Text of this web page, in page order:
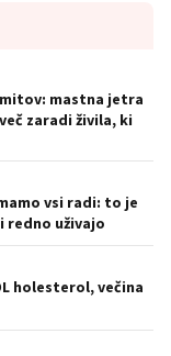
mastna jetra
zaradi živila, ki
vsi radi: to je
redno uživajo
holesterol, večina